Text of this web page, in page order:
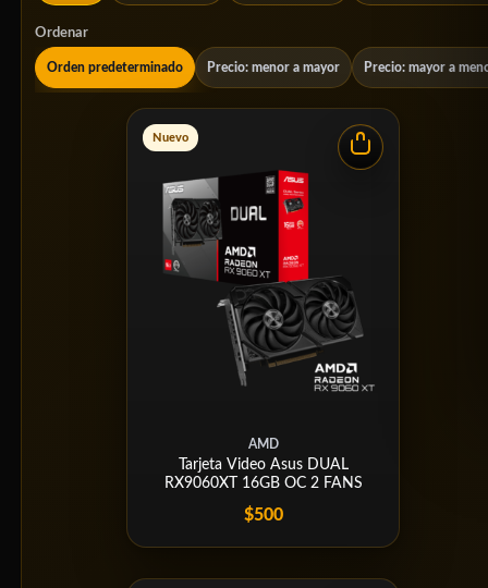
Ordenar
Orden predeterminado Precio: menor a mayor Precio: mayor a
Nuevo
AMD
Tarjeta Video Asus DUAL
RX9060XT 16GB OC 2 FANS
$500